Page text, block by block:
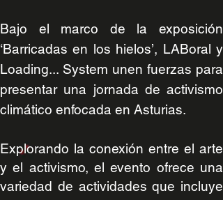
Bajo el marco de la exposición
‘Barricadas en los hielos’, LABoral y
Loading... System unen fuerzas para
presentar una jornada de activismo
climático enfocada en Asturias.
Explorando la conexión entre el arte
y el activismo, el evento ofrece una
variedad de actividades que incluye